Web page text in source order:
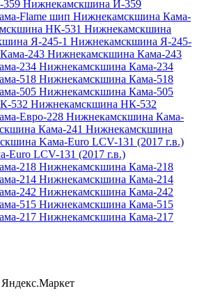
Нижнекамскшина И-359
Нижнекамскшина Кама-
Нижнекамскшина
Нижнекамскшина Я-245-
Нижнекамскшина Кама-243
Нижнекамскшина Кама-234
Нижнекамскшина Кама-518
Нижнекамскшина Кама-505
Нижнекамскшина НК-532
Нижнекамскшина Кама-
Нижнекамскшина
LCV-131 (2017 г.в.)
Нижнекамскшина Кама-218
Нижнекамскшина Кама-214
Нижнекамскшина Кама-242
Нижнекамскшина Кама-515
Нижнекамскшина Кама-217